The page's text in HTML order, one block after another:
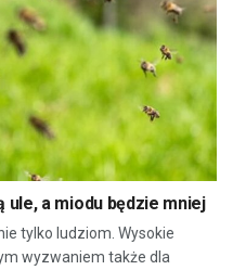
ule, a miodu będzie mniej
tylko ludziom. Wysokie
wyzwaniem także dla